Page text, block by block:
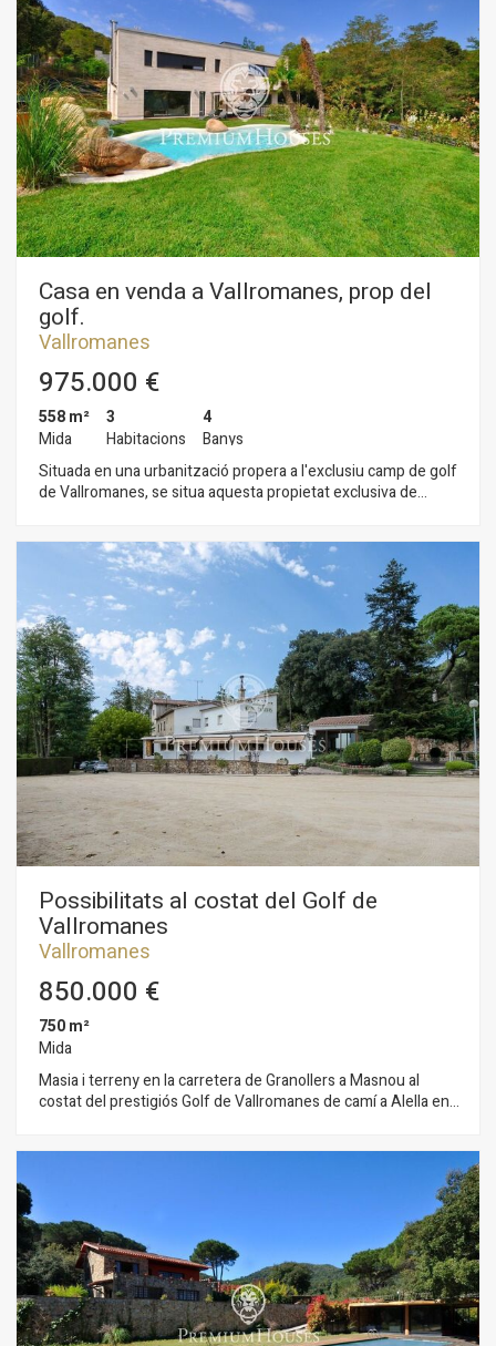
Casa en venda a Vallromanes, prop del
golf.
Vallromanes
975.000 €
558 m²
Mida
3
Habitacions
4
Banys
Situada en una urbanització propera a l'exclusiu camp de golf
de Vallromanes, se situa aquesta propietat exclusiva de
cotxes completament pla. En la mateixa planta que el garatge
hi ha un gimnàs amb sauna i bany complet, zona de billar i un
espectacular celler. En la planta baixa se situa el saló-
menjador amb un pati interior amb entrada de llum natural,
cuina office, zona de rentat, 2 suites i sortides cap al jardí on
se situa una excel·lent piscina climatitzada amb cascada
d'aigua. En la planta superior una zona d'estudi o despatx i
una excel·lent suite principal amb sortida a una terrassa de
113 m2. Amb tot tipus de comoditats és una casa que té tot el
que es necessita per a una vida plena de luxe.
Possibilitats al costat del Golf de
Vallromanes
Vallromanes
850.000 €
750 m²
Mida
Masia i terreny en la carretera de Granollers a Masnou al
costat del prestigiós Golf de Vallromanes de camí a Alella en
d’un negoci en una zona residencial, gastronòmica, amb golf,
hípica i prop del mar.